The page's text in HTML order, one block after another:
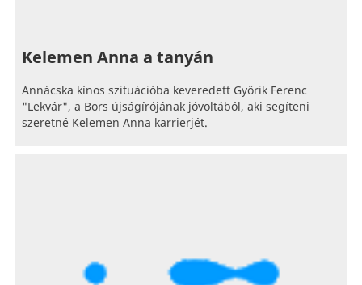
Kelemen Anna a tanyán
Annácska kínos szituációba keveredett Győrik Ferenc
"Lekvár", a Bors újságírójának jóvoltából, aki segíteni
szeretné Kelemen Anna karrierjét.